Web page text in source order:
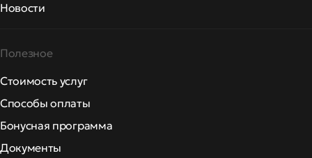
Новости
Полезное
Стоимость услуг
Способы оплаты
Бонусная программа
Документы